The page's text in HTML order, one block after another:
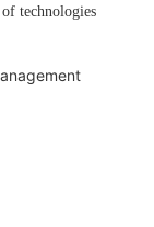
technologies